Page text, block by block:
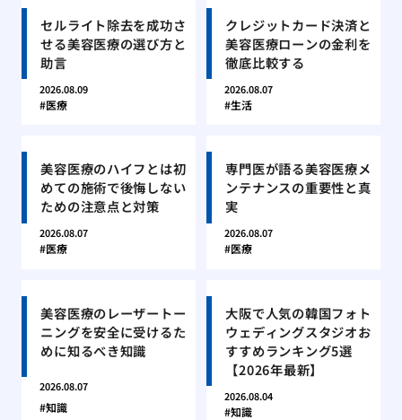
セルライト除去を成功さ
せる美容医療の選び方と
助言
2026.08.09
医療
クレジットカード決済と
美容医療ローンの金利を
徹底比較する
2026.08.07
生活
美容医療のハイフとは初
めての施術で後悔しない
ための注意点と対策
2026.08.07
医療
専門医が語る美容医療メ
ンテナンスの重要性と真
実
2026.08.07
医療
美容医療のレーザートー
ニングを安全に受けるた
めに知るべき知識
2026.08.07
知識
大阪で人気の韓国フォト
ウェディングスタジオお
すすめランキング5選
【2026年最新】
2026.08.04
知識